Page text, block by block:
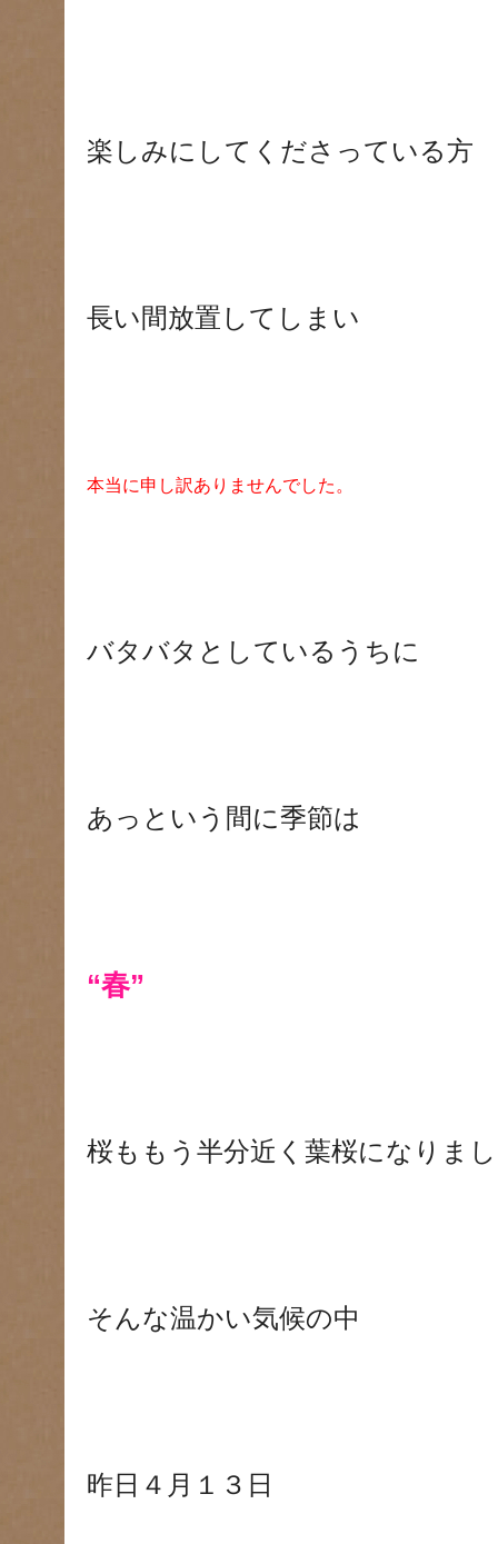
楽しみにしてくださっている方
長い間放置してしまい
本当に申し訳ありませんでした。
バタバタとしているうちに
あっという間に季節は
“春”
桜ももう半分近く葉桜になりま
そんな温かい気候の中
昨日４月１３日